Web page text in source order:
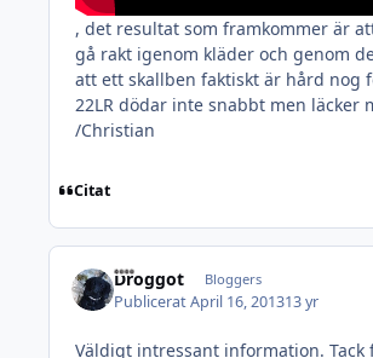
, det resultat som framkommer är
gå rakt igenom kläder och genom
att ett skallben faktiskt är hård nog
22LR dödar inte snabbt men
/Christian
Citat
Droggot Bloggers
PubliceratApril 16, 201313 yr
Väldigt intressant information.